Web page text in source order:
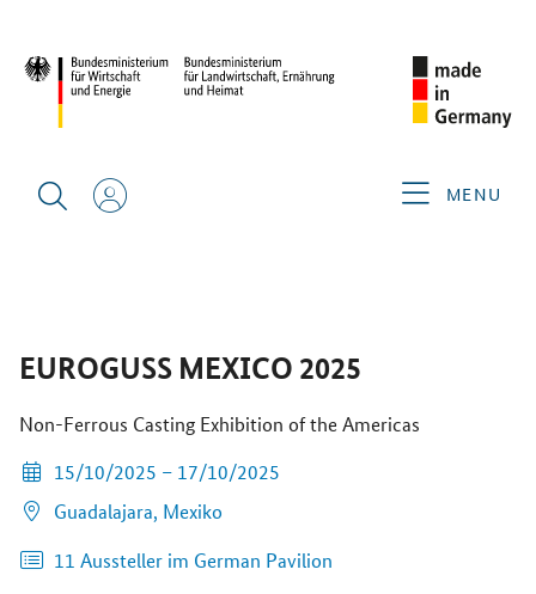
MENU
EUROGUSS MEXICO 2025
Non-Ferrous Casting Exhibition of the Americas
15/10/2025 – 17/10/2025
Guadalajara, Mexiko
11 Aussteller im German Pavilion